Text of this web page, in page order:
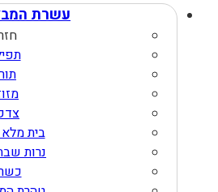
עשרת
בית
נרות